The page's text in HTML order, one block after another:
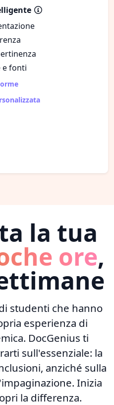
e fonti
la tua
ore,
studenti che hanno
esperienza di
DocGenius ti
sull'essenziale: la
anziché sulla
Inizia
la differenza.